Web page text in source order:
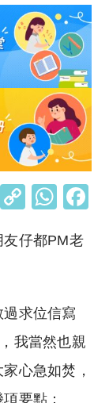
C
p
Li
n
k
W
at
A
p
p
友仔都PM老
求位信寫
我當然也親
心急如焚，
要點：